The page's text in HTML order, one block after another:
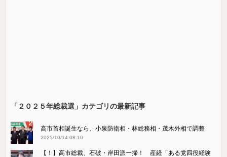
「２０２５年総裁選」カテゴリの最新記事
高市首相誕生なら、小泉防衛相・林総務相・茂木外相で調整
2025/10/14 08:10
【！】高市総裁、石破・岸田派一掃！ 産経「ある党四役経験